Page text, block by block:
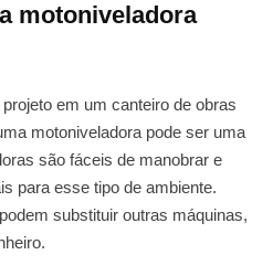
motoniveladora
em um canteiro de obras
motoniveladora pode ser uma
são fáceis de manobrar e
para esse tipo de ambiente.
substituir outras máquinas,